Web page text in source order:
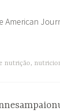
American
nutrição,